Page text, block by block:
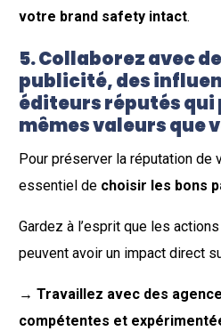
votre brand safety intact.
5. Collaborez avec
publicité, des
éditeurs réputés
mêmes valeurs que
Pour préserver la réputation de
essentiel de choisir les bons
Gardez à l’esprit que les
peuvent avoir un impact direct
→ Travaillez avec des
compétentes et